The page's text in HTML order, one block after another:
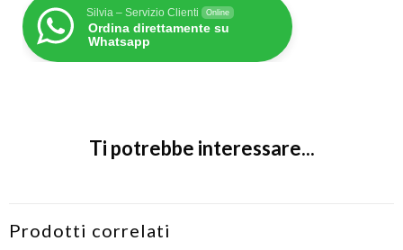
Silvia – Servizio Clienti Online
Ordina direttamente su
Whatsapp
Ti potrebbe interessare...
Prodotti correlati